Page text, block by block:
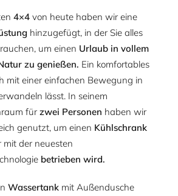
4×4von heute haben wir eine
hinzugefügt, in der Sie alles
um einen Urlaub in vollem
zu genießen. Ein komfortables
mit einer einfachen Bewegung in
lässt. In seinem
für zwei Personen haben wir
genutzt, um einen Kühlschrank
mit der neuesten
betrieben wird.
Wassertankmit Außendusche